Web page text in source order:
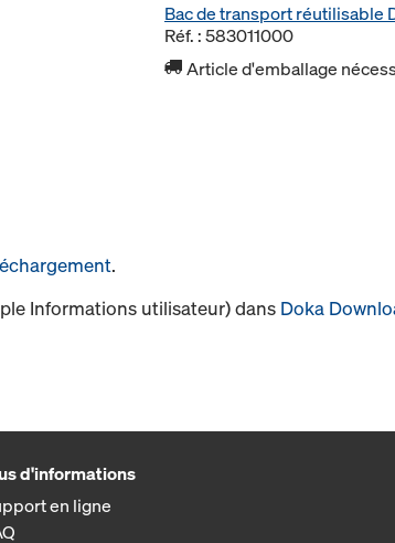
Bac de transport réutilisable
Réf. : 583011000
Article d'emballage
.
Informations utilisateur) dans Doka
d'informations
en ligne